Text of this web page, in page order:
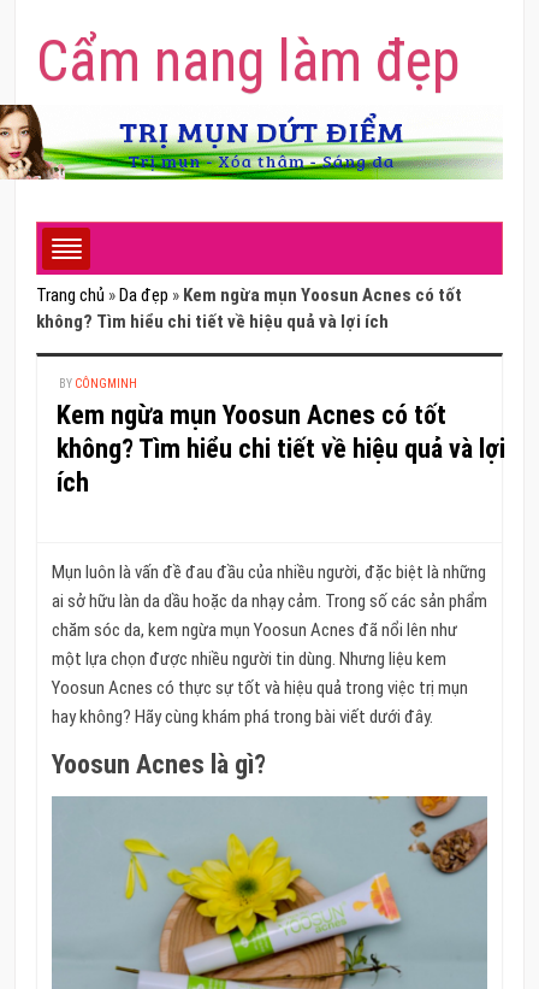
Cẩm nang làm đẹp
Trang chủ » Da đẹp » Kem ngừa mụn Yoosun Acnes có tốt
không? Tìm hiểu chi tiết về hiệu quả và lợi ích
BY CÔNGMINH
Kem ngừa mụn Yoosun Acnes có tốt
không? Tìm hiểu chi tiết về hiệu quả và lợi
ích
Mụn luôn là vấn đề đau đầu của nhiều người, đặc biệt là những
ai sở hữu làn da dầu hoặc da nhạy cảm. Trong số các sản phẩm
chăm sóc da, kem ngừa mụn Yoosun Acnes đã nổi lên như
một lựa chọn được nhiều người tin dùng. Nhưng liệu kem
Yoosun Acnes có thực sự tốt và hiệu quả trong việc trị mụn
hay không? Hãy cùng khám phá trong bài viết dưới đây.
Yoosun Acnes là gì?